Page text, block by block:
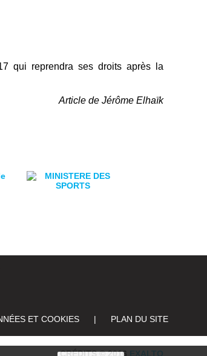
qui reprendra ses droits après la
Article de Jérôme Elhaïk
ET COOKIES | PLAN DU SITE
CRÉDITS © 2016 EXALTO